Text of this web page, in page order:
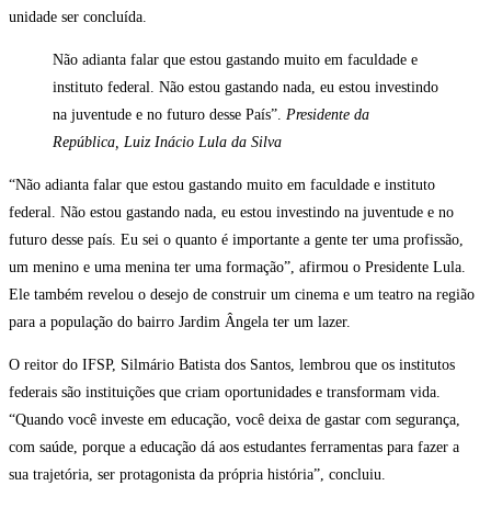
unidade ser concluída.
Não adianta falar que estou gastando muito em faculdade e
instituto federal. Não estou gastando nada, eu estou investindo
na juventude e no futuro desse País”. Presidente da
República, Luiz Inácio Lula da Silva
“Não adianta falar que estou gastando muito em faculdade e instituto
federal. Não estou gastando nada, eu estou investindo na juventude e no
futuro desse país. Eu sei o quanto é importante a gente ter uma profissão,
um menino e uma menina ter uma formação”, afirmou o Presidente Lula.
Ele também revelou o desejo de construir um cinema e um teatro na região
para a população do bairro Jardim Ângela ter um lazer.
O reitor do IFSP, Silmário Batista dos Santos, lembrou que os institutos
federais são instituições que criam oportunidades e transformam vida.
“Quando você investe em educação, você deixa de gastar com segurança,
com saúde, porque a educação dá aos estudantes ferramentas para fazer a
sua trajetória, ser protagonista da própria história”, concluiu.